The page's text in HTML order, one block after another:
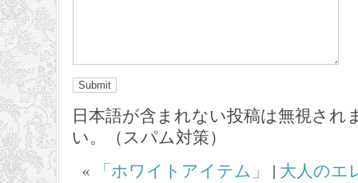
日本語が含まれない投稿は無視され
い。（スパム対策）
«
「ホワイトアイテム」 | 大人のエ